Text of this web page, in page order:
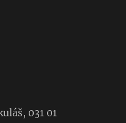
031 01